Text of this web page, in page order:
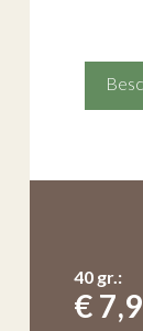
40 gr.:
€